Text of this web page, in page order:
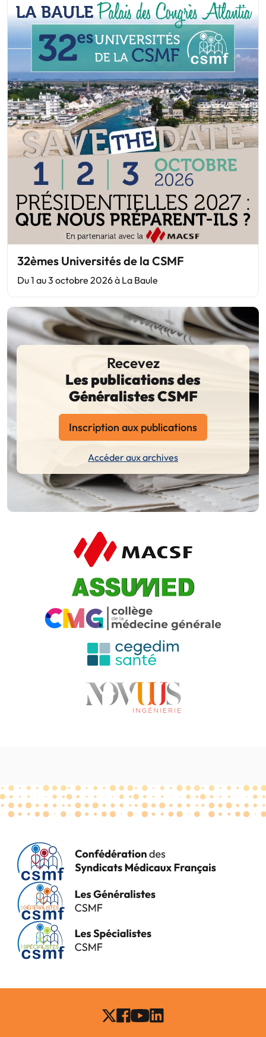
32èmes Universités de la CSMF
Du 1 au 3 octobre 2026 à La Baule
Recevez
Les publications des
Généralistes CSMF
Inscription aux publications
Accéder aux archives